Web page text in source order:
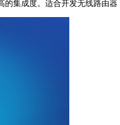
集成度。适合开发无线路由器